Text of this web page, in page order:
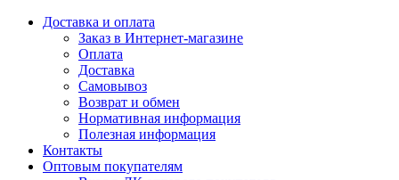
Доставка и оплата
Заказ в Интернет-магазине
Оплата
Доставка
Самовывоз
Возврат и обмен
Нормативная информация
Полезная информация
Контакты
Оптовым покупателям